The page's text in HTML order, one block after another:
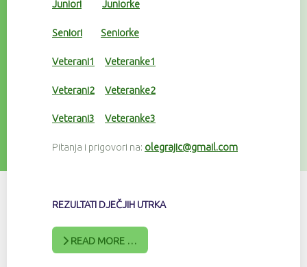
Juniori Juniorke
Seniori Seniorke
Veterani1 Veteranke1
Veterani2 Veteranke2
Veterani3 Veteranke3
Pitanja i prigovori na: olegrajic@gmail.com
REZULTATI DJEČJIH UTRKA
READ MORE …